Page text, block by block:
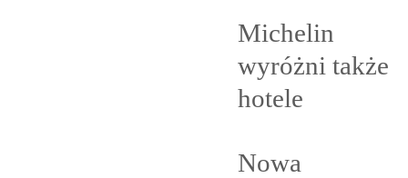
Michelin
wyróżni także
hotele
Nowa